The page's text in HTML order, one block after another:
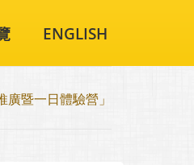
ENGLISH
暨一日體驗營」